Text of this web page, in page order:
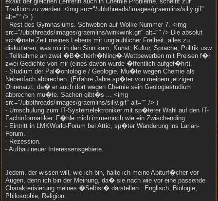
Tradition zu werden. <img src="/ubbthreads/images/graemlins/silly.gif"
alt="" /> )
- Rest des Gymnasiums. Schweben auf Wolke Nummer 7. <img
src="/ubbthreads/images/graemlins/winkwink.gif" alt="" /> Die absolut
sch�nste Zeit meines Lebens mit unglaublicher Freiheit, alles zu
diskutieren, was mir in den Sinn kam, Kunst, Kultur, Sprache, Politik usw.
. Teilnahme an zwei �B�cherfr�hling�-Wettbewerben mit Preisen f�r
zwei Gedichte von mir (eines davon wurde �ffentlich aufgef�hrt).
- Studium der Pal�ontologie / Geologie. Mu�te wegen Chemie als
Nebenfach abbrechen. (Erfahre Jahre sp�ter von meinem jetzigen
Ohrenarzt, da� er auch dort wegen Chemie sein Geologiestudium
abbrechen mu�te. Sachen gibt�s ... <img
src="/ubbthreads/images/graemlins/silly.gif" alt="" /> )
- Umschulung zum IT-Systemelektroniker mit sp�terer Wahl auf den IT-
Fachinformatiker. F�hle mich immernoch wie ein Zwischending.
- Eintritt in LMKWorld-Forum bei Attic, sp�ter Wanderung ins Larian-
Forum.
- Rezession.
- Aufbau neuer Interessensgebiete.
Jedem, der wissen will, wie ich bin, halte ich meine Abiturf�cher vor
Augen, denn ich bin der Meinung, da� sie nach wie vor eine passende
Charakterisierung meines �Selbst� darstellen : Englisch, Biologie,
Philosophie, Religion.